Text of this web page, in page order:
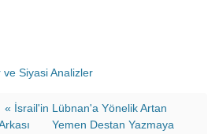
ve Siyasi Analizler
« İsrail'in Lübnan'a Yönelik Artan
Yemen Destan Yazmaya